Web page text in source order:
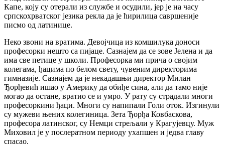
Капе, коју су отерали из службе и осудили, јер је на часу
српскохрватског језика рекла да је ћирилица савршеније
писмо од латинице.
Неко звони на вратима. Девојчица из комшилука доноси
професорки нешто са пијаце. Сазнајем да се зове Јелена и да
има све петице у школи. Професорка ми прича о својим
колегама, ђацима по белом свету, чувеним директорима
гимназије. Сазнајем да је некадашњи директор Милан
Ђорђевић ишао у Америку да обиђе сина, али да тамо није
могао да остане, вратио се и умро. У рату су страдали многи
професоркини ђаци. Многи су напипали Голи оток. Изгинули
су мужеви њених колегиница. Зета Ђорђа Ковбаскова,
професора латинског, су Немци стрељали у Крагујевцу. Муж
Миховил је у послератном периоду ухапшен и једва главу
спасао.